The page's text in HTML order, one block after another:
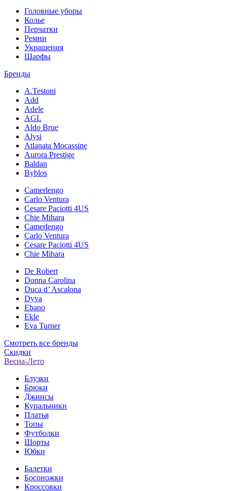
Головные уборы
Колье
Перчатки
Ремни
Украшения
Шарфы
Бренды
A.Testoni
Add
Adele
AGL
Aldo Brue
Alysi
Atlanata Mocassine
Aurora Prestige
Baldan
Byblos
Camerlengo
Carlo Ventura
Cesare Paciotti 4US
Chie Mihara
Camerlengo
Carlo Ventura
Cesare Paciotti 4US
Chie Mihara
De Robert
Donna Carolina
Duca d’ Ascalona
Dyva
Ebano
Ekle
Eva Turner
Смотреть все бренды
Скидки
Весна-Лето
Блузки
Брюки
Джинсы
Купальники
Платья
Топы
Футболки
Шорты
Юбки
Балетки
Босоножки
Кроссовки